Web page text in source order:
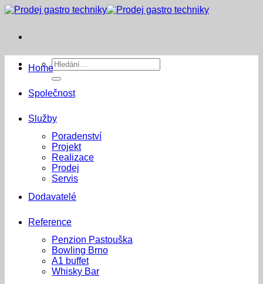
Přeskočit
Hledat:
Home
Společnost
Služby
Poradenství
Projekt
Realizace
Prodej
Servis
Dodavatelé
Reference
Penzion Pastouška
Bowling Brno
A1 buffet
Whisky Bar